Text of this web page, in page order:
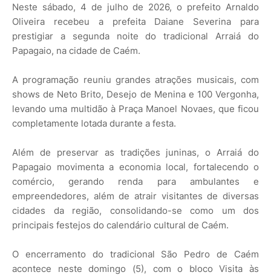
Neste sábado, 4 de julho de 2026, o prefeito Arnaldo
Oliveira recebeu a prefeita Daiane Severina para
prestigiar a segunda noite do tradicional Arraiá do
Papagaio, na cidade de Caém.
A programação reuniu grandes atrações musicais, com
shows de Neto Brito, Desejo de Menina e 100 Vergonha,
levando uma multidão à Praça Manoel Novaes, que ficou
completamente lotada durante a festa.
Além de preservar as tradições juninas, o Arraiá do
Papagaio movimenta a economia local, fortalecendo o
comércio, gerando renda para ambulantes e
empreendedores, além de atrair visitantes de diversas
cidades da região, consolidando-se como um dos
principais festejos do calendário cultural de Caém.
O encerramento do tradicional São Pedro de Caém
acontece neste domingo (5), com o bloco Visita às